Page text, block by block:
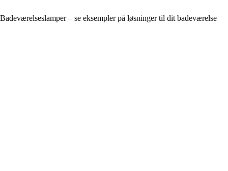
Badeværelseslamper – se eksempler på løsninger til dit badeværelse